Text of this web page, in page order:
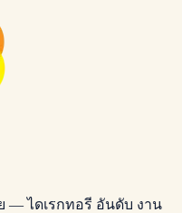
— ไดเรกทอรี อันดับ งาน